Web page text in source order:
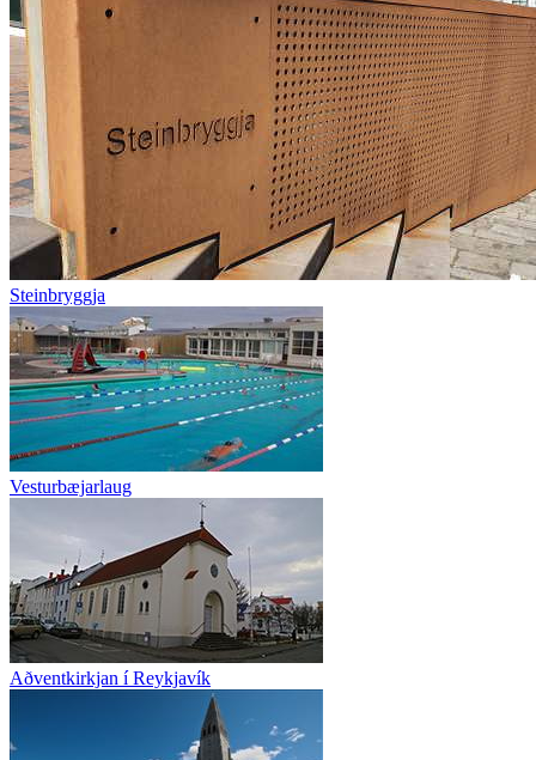
Steinbryggja
Vesturbæjarlaug
Aðventkirkjan í Reykjavík